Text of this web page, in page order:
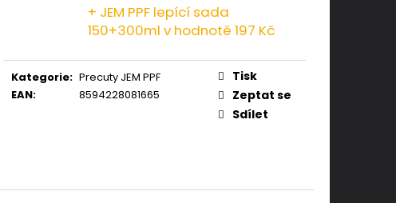
+ JEM PPF lepící sada
150+300ml v hodnotě 197 Kč
Kategorie: Precuty JEM PPF
EAN: 8594228081665
Tisk
Zeptat se
Sdílet